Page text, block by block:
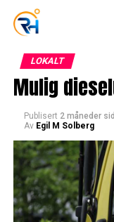
LOKALT
Mulig
Publisert 2 måneder
Av Egil M Solberg